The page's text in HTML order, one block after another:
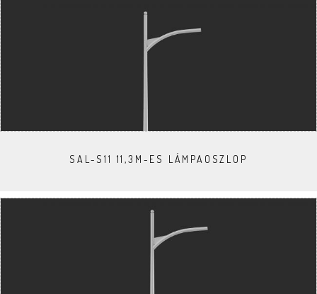
SAL-S11 11,3M-ES LÁMPAOSZLOP